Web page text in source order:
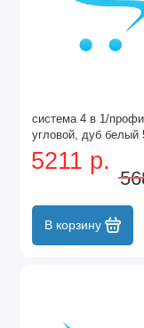
система 4 в 1/
угловой, дуб белый
5211 р.
В корзину